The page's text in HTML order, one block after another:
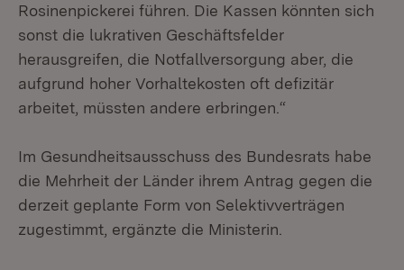
Rosinenpickerei führen. Die Kassen könnten sich
sonst die lukrativen Geschäftsfelder
herausgreifen, die Notfallversorgung aber, die
aufgrund hoher Vorhaltekosten oft defizitär
arbeitet, müssten andere erbringen.“
Im Gesundheitsausschuss des Bundesrats habe
die Mehrheit der Länder ihrem Antrag gegen die
derzeit geplante Form von Selektivverträgen
zugestimmt, ergänzte die Ministerin.